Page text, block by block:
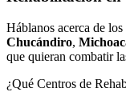
Háblanos acerca de los
Chucándiro,
que quieran combatir
¿Qué Centros de